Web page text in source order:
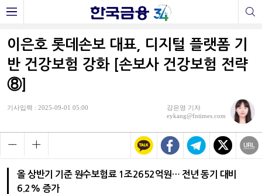
이은호 롯데손보 대표, 디지털 플랫폼 기
반 건강보험 강화 [손보사 건강보험 전략
⑧]
기사입력 : 2025-09-01 05:00
강은영 기자
eykang@fntimes.com
올 상반기 기준 원수보험료 1조2652억원… 전년 동기 대비
6.2% 증가